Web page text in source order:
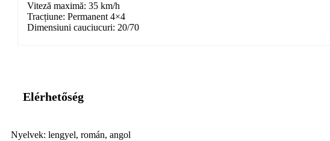
Viteză maximă: 35 km/h
Tracțiune: Permanent 4×4
Dimensiuni cauciucuri: 20/70
Elérhetőség
Nyelvek: lengyel, román, angol